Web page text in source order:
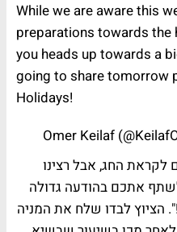
While we are aware this
preparations towards the
you heads up towards a
going to share tomorrow
Holidays!
לקראת החג, אבל רצינו
אתכם בהודעה גדולה
לבדו שלח את המניה